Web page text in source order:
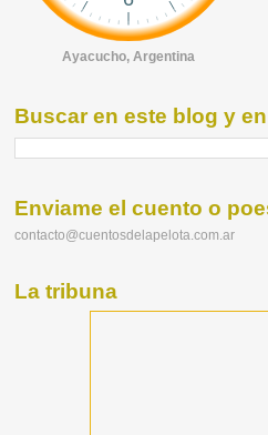
Ayacucho, Argentina
Buscar en este blog y
Enviame el cuento o
contacto@cuentosdelapelota.com.ar
La tribuna